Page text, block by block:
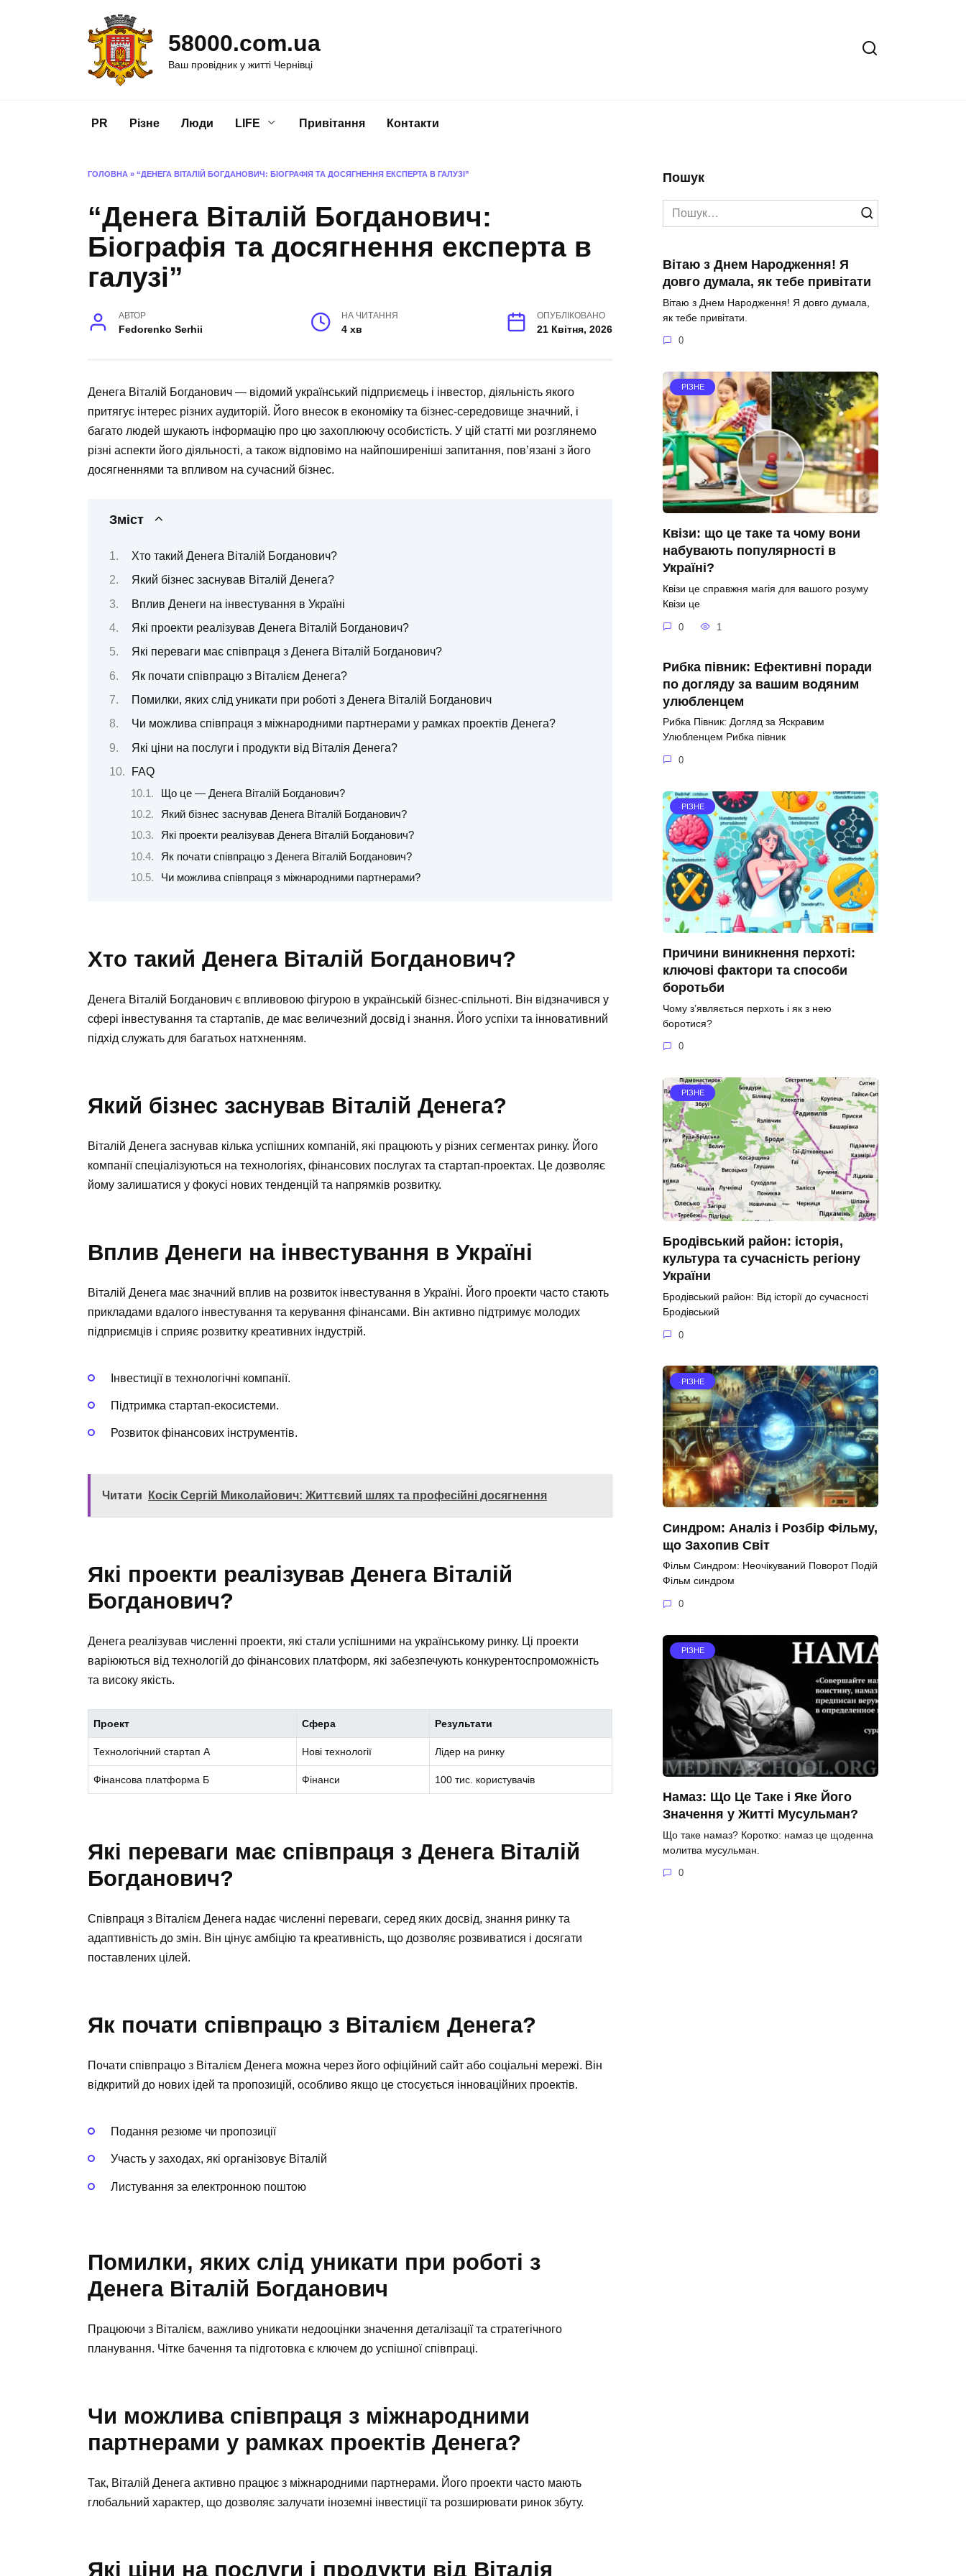
58000.com.ua
Ваш провідник у житті Чернівці
PR Різне Люди LIFE Привітання Контакти
ГОЛОВНА » “ДЕНЕГА ВІТАЛІЙ БОГДАНОВИЧ: БІОГРАФІЯ ТА ДОСЯГНЕННЯ ЕКСПЕРТА В ГАЛУЗІ”
“Денега Віталій Богданович:
Біографія та досягнення експерта в
галузі”
АВТОР
Fedorenko Serhii
НА ЧИТАННЯ
4 хв
ОПУБЛІКОВАНО
21 Квітня, 2026
Денега Віталій Богданович — відомий український підприємець і інвестор, діяльність якого
притягує інтерес різних аудиторій. Його внесок в економіку та бізнес-середовище значний, і
багато людей шукають інформацію про цю захоплюючу особистість. У цій статті ми розглянемо
різні аспекти його діяльності, а також відповімо на найпоширеніші запитання, пов’язані з його
досягненнями та впливом на сучасний бізнес.
Зміст
Хто такий Денега Віталій Богданович?
Який бізнес заснував Віталій Денега?
Вплив Денеги на інвестування в Україні
Які проекти реалізував Денега Віталій Богданович?
Які переваги має співпраця з Денега Віталій Богданович?
Як почати співпрацю з Віталієм Денега?
Помилки, яких слід уникати при роботі з Денега Віталій Богданович
Чи можлива співпраця з міжнародними партнерами у рамках проектів Денега?
Які ціни на послуги і продукти від Віталія Денега?
FAQ
Що це — Денега Віталій Богданович?
Який бізнес заснував Денега Віталій Богданович?
Які проекти реалізував Денега Віталій Богданович?
Як почати співпрацю з Денега Віталій Богданович?
Чи можлива співпраця з міжнародними партнерами?
Хто такий Денега Віталій Богданович?
Денега Віталій Богданович є впливовою фігурою в українській бізнес-спільноті. Він відзначився у
сфері інвестування та стартапів, де має величезний досвід і знання. Його успіхи та інновативний
підхід служать для багатьох натхненням.
Який бізнес заснував Віталій Денега?
Віталій Денега заснував кілька успішних компаній, які працюють у різних сегментах ринку. Його
компанії спеціалізуються на технологіях, фінансових послугах та стартап-проектах. Це дозволяє
йому залишатися у фокусі нових тенденцій та напрямків розвитку.
Вплив Денеги на інвестування в Україні
Віталій Денега має значний вплив на розвиток інвестування в Україні. Його проекти часто стають
прикладами вдалого інвестування та керування фінансами. Він активно підтримує молодих
підприємців і сприяє розвитку креативних індустрій.
Інвестиції в технологічні компанії.
Підтримка стартап-екосистеми.
Розвиток фінансових інструментів.
Читати Косік Сергій Миколайович: Життєвий шлях та професійні досягнення
Які проекти реалізував Денега Віталій
Богданович?
Денега реалізував численні проекти, які стали успішними на українському ринку. Ці проекти
варіюються від технологій до фінансових платформ, які забезпечують конкурентоспроможність
та високу якість.
Проект Сфера Результати
Технологічний стартап А Нові технології Лідер на ринку
Фінансова платформа Б Фінанси 100 тис. користувачів
Які переваги має співпраця з Денега Віталій
Богданович?
Співпраця з Віталієм Денега надає численні переваги, серед яких досвід, знання ринку та
адаптивність до змін. Він цінує амбіцію та креативність, що дозволяє розвиватися і досягати
поставлених цілей.
Як почати співпрацю з Віталієм Денега?
Почати співпрацю з Віталієм Денега можна через його офіційний сайт або соціальні мережі. Він
відкритий до нових ідей та пропозицій, особливо якщо це стосується інноваційних проектів.
Подання резюме чи пропозиції
Участь у заходах, які організовує Віталій
Листування за електронною поштою
Помилки, яких слід уникати при роботі з
Денега Віталій Богданович
Працюючи з Віталієм, важливо уникати недооцінки значення деталізації та стратегічного
планування. Чітке бачення та підготовка є ключем до успішної співпраці.
Чи можлива співпраця з міжнародними
партнерами у рамках проектів Денега?
Так, Віталій Денега активно працює з міжнародними партнерами. Його проекти часто мають
глобальний характер, що дозволяє залучати іноземні інвестиції та розширювати ринок збуту.
Які ціни на послуги і продукти від Віталія
Пошук
Search
for:
Вітаю з Днем Народження! Я
довго думала, як тебе привітати
Вітаю з Днем Народження! Я довго думала,
як тебе привітати.
0
РІЗНЕ
Квізи: що це таке та чому вони
набувають популярності в
Україні?
Квізи це справжня магія для вашого розуму
Квізи це
0 1
Рибка півник: Ефективні поради
по догляду за вашим водяним
улюбленцем
Рибка Півник: Догляд за Яскравим
Улюбленцем Рибка півник
0
РІЗНЕ
Причини виникнення перхоті:
ключові фактори та способи
боротьби
Чому з’являється перхоть і як з нею
боротися?
0
РІЗНЕ
Бродівський район: історія,
культура та сучасність регіону
України
Бродівський район: Від історії до сучасності
Бродівський
0
РІЗНЕ
Синдром: Аналіз і Розбір Фільму,
що Захопив Світ
Фільм Синдром: Неочікуваний Поворот Подій
Фільм синдром
0
РІЗНЕ
Намаз: Що Це Таке і Яке Його
Значення у Житті Мусульман?
Що таке намаз? Коротко: намаз це щоденна
молитва мусульман.
0